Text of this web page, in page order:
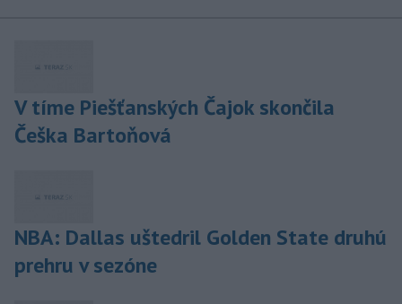
V tíme Piešťanských Čajok skončila
Češka Bartoňová
NBA: Dallas uštedril Golden State druhú
prehru v sezóne